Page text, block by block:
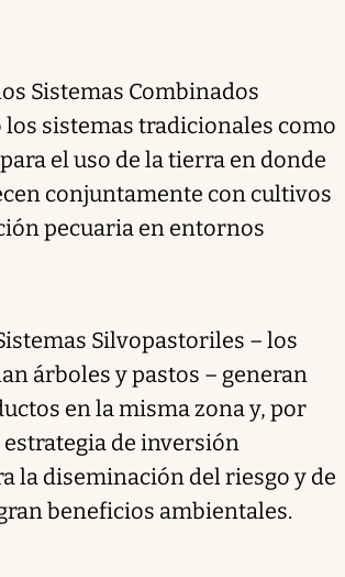
Sistemas Combinados
sistemas tradicionales como
el uso de la tierra en donde
conjuntamente con cultivos
pecuaria en entornos
Silvopastoriles – los
árboles y pastos – generan
en la misma zona y, por
de inversión
la diseminación del riesgo y de
beneficios ambientales.